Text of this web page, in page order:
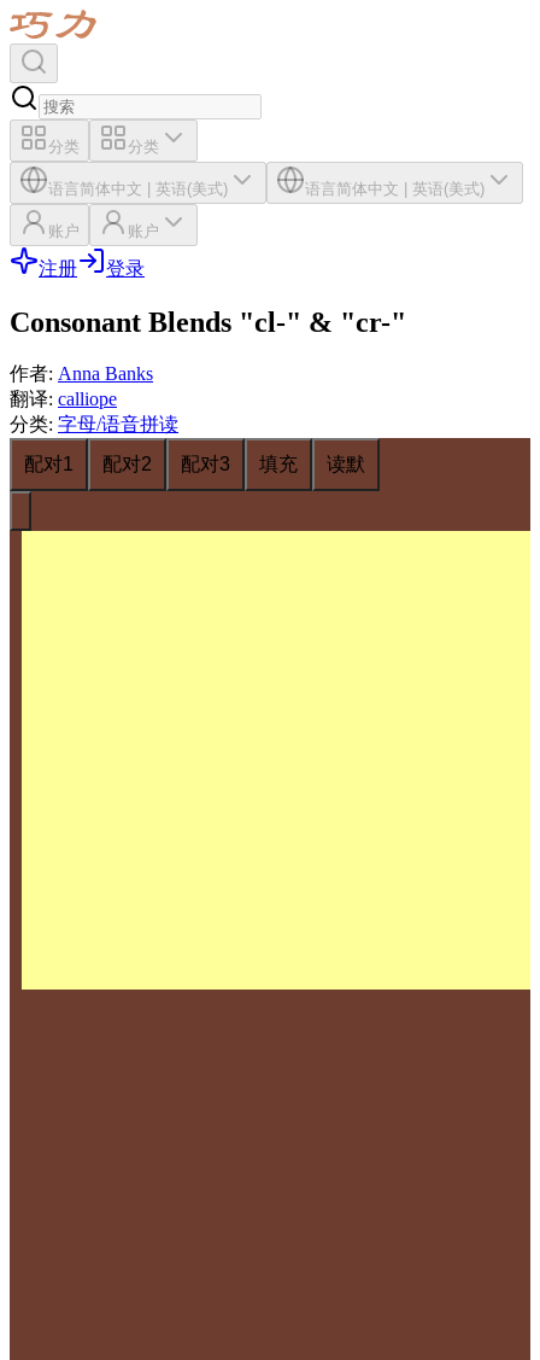
分类 分类
语言简体中文 | 英语(美式) 语言简体中文 | 英语(美式)
账户 账户
注册 登录
Consonant Blends "cl-" & "cr-"
作者: Anna Banks
翻译: calliope
分类: 字母/语音拼读
配对1
配对2 配对3 填充 读默